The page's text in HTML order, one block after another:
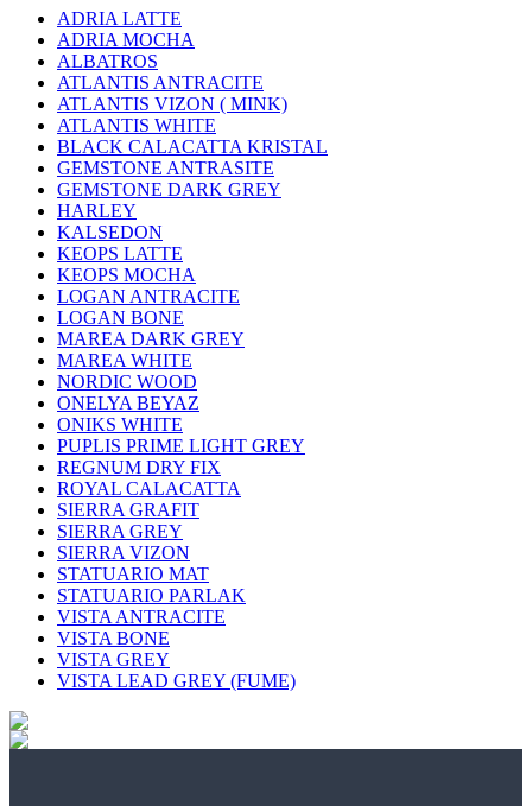
ADRIA LATTE
ADRIA MOCHA
ALBATROS
ATLANTIS ANTRACITE
ATLANTIS VIZON ( MINK)
ATLANTIS WHITE
BLACK CALACATTA KRISTAL
GEMSTONE ANTRASITE
GEMSTONE DARK GREY
HARLEY
KALSEDON
KEOPS LATTE
KEOPS MOCHA
LOGAN ANTRACITE
LOGAN BONE
MAREA DARK GREY
MAREA WHITE
NORDIC WOOD
ONELYA BEYAZ
ONIKS WHITE
PUPLIS PRIME LIGHT GREY
REGNUM DRY FIX
ROYAL CALACATTA
SIERRA GRAFIT
SIERRA GREY
SIERRA VIZON
STATUARIO MAT
STATUARIO PARLAK
VISTA ANTRACITE
VISTA BONE
VISTA GREY
VISTA LEAD GREY (FUME)